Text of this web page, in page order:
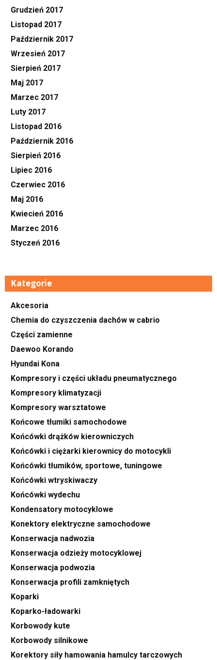
Grudzień 2017
Listopad 2017
Październik 2017
Wrzesień 2017
Sierpień 2017
Maj 2017
Marzec 2017
Luty 2017
Listopad 2016
Październik 2016
Sierpień 2016
Lipiec 2016
Czerwiec 2016
Maj 2016
Kwiecień 2016
Marzec 2016
Styczeń 2016
Kategorie
Akcesoria
Chemia do czyszczenia dachów w cabrio
Części zamienne
Daewoo Korando
Hyundai Kona
Kompresory i części układu pneumatycznego
Kompresory klimatyzacji
Kompresory warsztatowe
Końcowe tłumiki samochodowe
Końcówki drążków kierowniczych
Końcówki i ciężarki kierownicy do motocykli
Końcówki tłumików, sportowe, tuningowe
Końcówki wtryskiwaczy
Końcówki wydechu
Kondensatory motocyklowe
Konektory elektryczne samochodowe
Konserwacja nadwozia
Konserwacja odzieży motocyklowej
Konserwacja podwozia
Konserwacja profili zamkniętych
Koparki
Koparko-ładowarki
Korbowody kute
Korbowody silnikowe
Korektory siły hamowania hamulcy tarczowych